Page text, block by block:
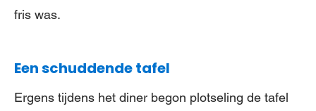
fris was.
Een schuddende tafel
Ergens tijdens het diner begon plotseling de tafel